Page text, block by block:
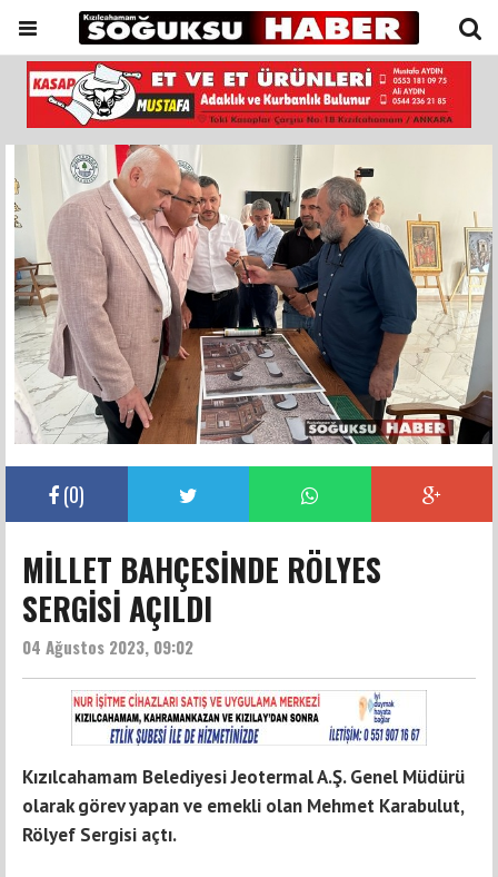
(0)
MİLLET BAHÇESİNDE RÖLYES
SERGİSİ AÇILDI
04 Ağustos 2023, 09:02
Kızılcahamam Belediyesi Jeotermal A.Ş. Genel Müdürü
olarak görev yapan ve emekli olan Mehmet Karabulut,
Rölyef Sergisi açtı.